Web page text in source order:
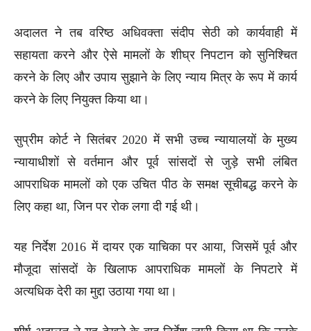
अदालत ने तब वरिष्ठ अधिवक्ता संदीप सेठी को कार्यवाही में
सहायता करने और ऐसे मामलों के शीघ्र निपटान को सुनिश्चित
करने के लिए और उपाय सुझाने के लिए न्याय मित्र के रूप में कार्य
करने के लिए नियुक्त किया था।
सुप्रीम कोर्ट ने सितंबर 2020 में सभी उच्च न्यायालयों के मुख्य
न्यायाधीशों से वर्तमान और पूर्व सांसदों से जुड़े सभी लंबित
आपराधिक मामलों को एक उचित पीठ के समक्ष सूचीबद्ध करने के
लिए कहा था, जिन पर रोक लगा दी गई थी।
यह निर्देश 2016 में दायर एक याचिका पर आया, जिसमें पूर्व और
मौजूदा सांसदों के खिलाफ आपराधिक मामलों के निपटारे में
अत्यधिक देरी का मुद्दा उठाया गया था।